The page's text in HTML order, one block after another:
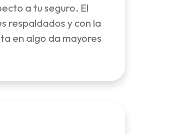
a tu seguro. El
respaldados y con la
en algo da mayores